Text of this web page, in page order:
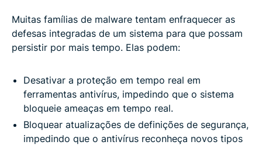
Muitas famílias de malware tentam enfraquecer as
defesas integradas de um sistema para que possam
persistir por mais tempo. Elas podem:
Desativar a proteção em tempo real em
ferramentas antivírus, impedindo que o sistema
bloqueie ameaças em tempo real.
Bloquear atualizações de definições de segurança,
impedindo que o antivírus reconheça novos tipos